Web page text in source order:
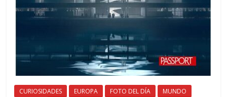
CURIOSIDADES EUROPA FOTO DEL DÍA
MUNDO